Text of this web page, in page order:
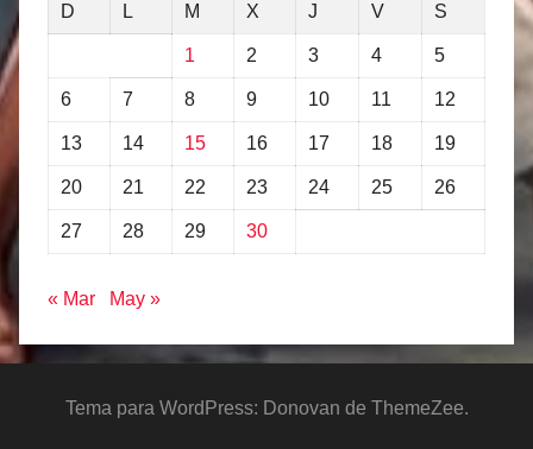
D
L M X J V S
1 2 3 4 5
6 7 8 9 10 11 12
13 14 15 16 17 18 19
20 21 22 23 24 25 26
27 28 29 30
« Mar May »
Tema para WordPress: Donovan de ThemeZee.